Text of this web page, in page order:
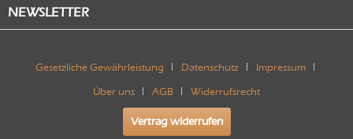
NEWSLETTER
Gesetzliche Gewährleistung Datenschutz Impressum
Über uns AGB Widerrufsrecht
Vertrag widerrufen